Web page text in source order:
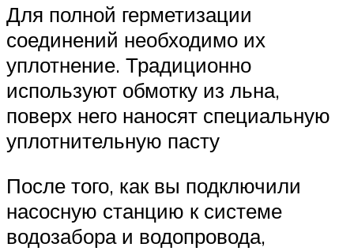
Для полной герметизации
соединений необходимо их
уплотнение. Традиционно
используют обмотку из льна,
поверх него наносят специальную
уплотнительную пасту
После того, как вы подключили
насосную станцию к системе
водозабора и водопровода,